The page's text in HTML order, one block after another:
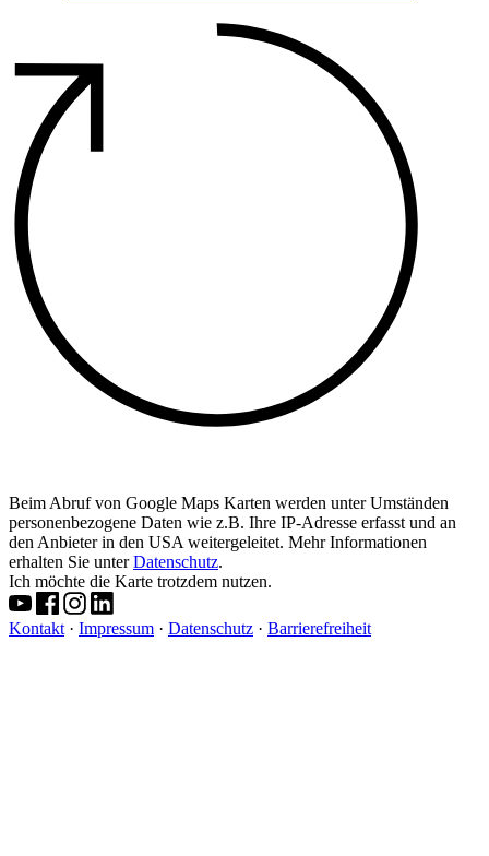
Beim Abruf von Google Maps Karten werden unter Umständen
personenbezogene Daten wie z.B. Ihre IP-Adresse erfasst und an
den Anbieter in den USA weitergeleitet. Mehr Informationen
erhalten Sie unterDatenschutz.
Ich möchte die Karte trotzdem nutzen.
Kontakt · Impressum · Datenschutz · Barrierefreiheit